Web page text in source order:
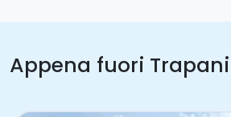
Appena fuori Trapani